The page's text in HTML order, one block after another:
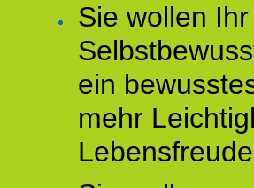
Sie wollen Ihr
ein
mehr